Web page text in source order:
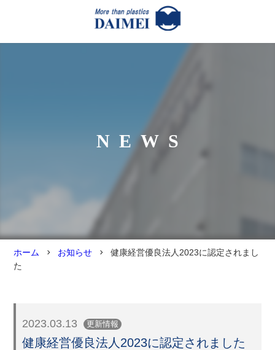
NEWS
ホーム お知らせ
健康経営優良法人2023に認定されまし
た
2023.03.13 更新情報
健康経営優良法人2023に認定されました